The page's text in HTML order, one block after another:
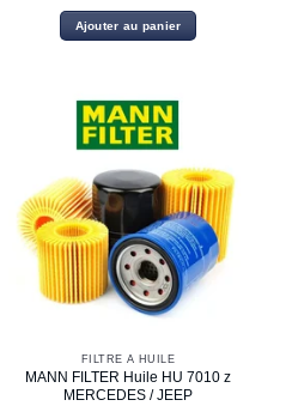
Ajouter au panier
FILTRE À HUILE
MANN FILTER Huile HU 7010 z
MERCEDES / JEEP